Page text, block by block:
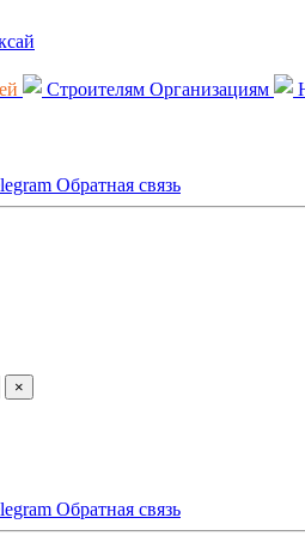
Строителям Организациям
Обратная связь
×
Обратная связь